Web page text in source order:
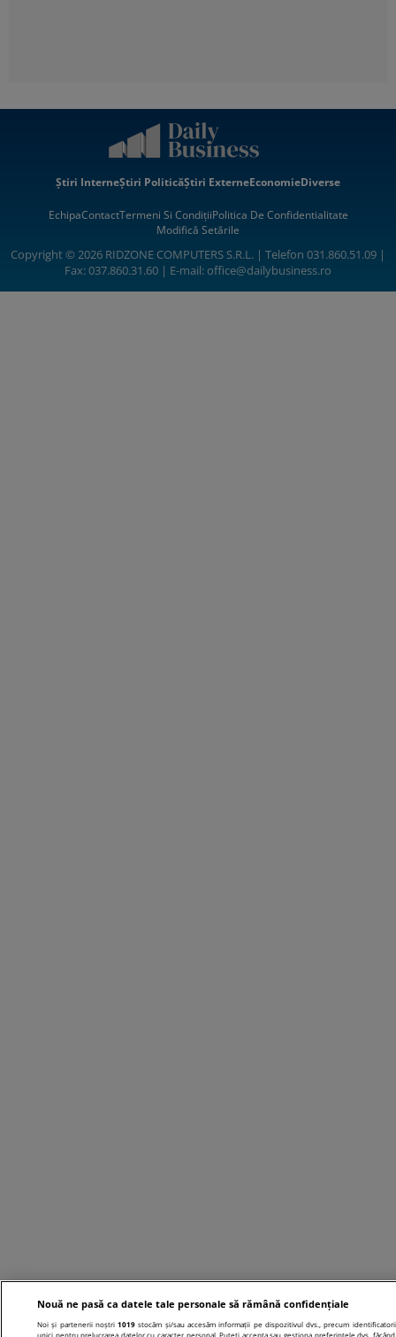
Știri InterneȘtiri PoliticăȘtiri ExterneEconomieDiverse
EchipaContactTermeni Si CondițiiPolitica De Confidentialitate
Modifică Setările
Copyright © 2026 RIDZONE COMPUTERS S.R.L. | Telefon 031.860.51.09 |
Fax: 037.860.31.60 | E-mail:office@dailybusiness.ro
Nouă ne pasă ca datele tale personale să rămână confidențiale
Noi și partenerii noștri1019 stocăm și/sau accesăm informații pe dispozitivul dvs., precum
unici pentru prelucrarea datelor cu caracter personal. Puteți accepta sau gestiona preferințele dvs. făcând